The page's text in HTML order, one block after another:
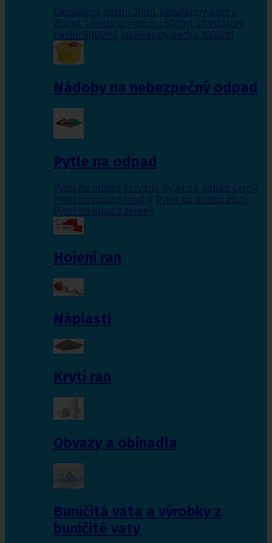
Likvidátory pachu 30ml, Likvidátory pachu
250ml, Likvidátory pachu 500ml, Likvidátory
pachu 5000ml, Likvidátory pachu 1000ml
Nádoby na nebezpečný odpad
Pytle na odpad
Pytel na odpad červený, Pytel na odpad černý,
Pytel na odpad modrý, Pytel na odpad žlutý,
Pytel na odpad zelený
Hojení ran
Náplasti
Krytí ran
Obvazy a obinadla
Buničitá vata a výrobky z
buničité vaty